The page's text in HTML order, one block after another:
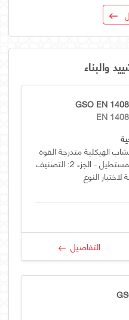
والبناء
GSO EN
EN
الهيكلية متدرجة القوة
مع المقطع العرضي المستطيل - الجزء 2: التصنيف
النوع
التفاصيل